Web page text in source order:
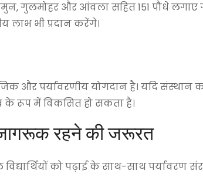
गुलमोहर और आंवला सहित 151 पौधे
लाभ भी प्रदान करेंगे।
और पर्यावरणीय योगदान है। यदि संस्थान
के रूप में विकसित हो सकता है।
जागरूक रहने की जरूरत
को पढ़ाई के साथ-साथ पर्यावरण